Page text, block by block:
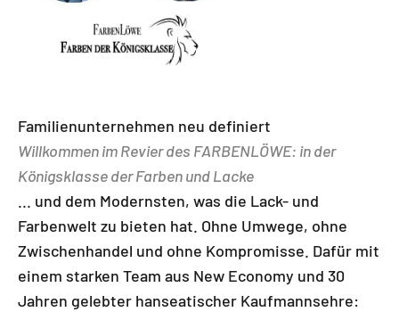
Familienunternehmen neu definiert
Willkommen im Revier des FARBENLÖWE: in der
Königsklasse der Farben und Lacke
... und dem Modernsten, was die Lack- und
Farbenwelt zu bieten hat. Ohne Umwege, ohne
Zwischenhandel und ohne Kompromisse. Dafür mit
einem starken Team aus New Economy und 30
Jahren gelebter hanseatischer Kaufmannsehre: